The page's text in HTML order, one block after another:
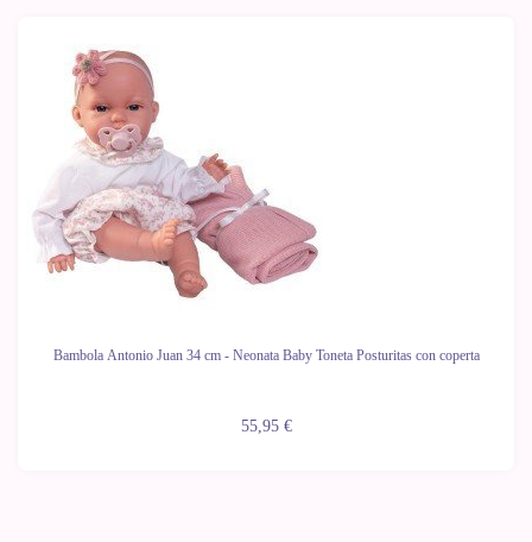
Bambola Antonio Juan 34 cm - Neonata Baby Toneta Posturitas con coperta
55,95 €